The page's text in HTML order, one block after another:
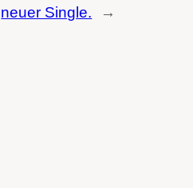
neuer Single.
→